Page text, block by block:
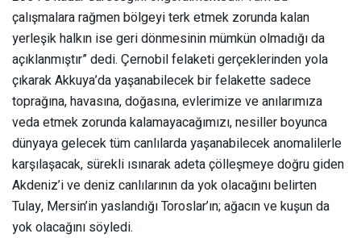
çalışmalara rağmen bölgeyi terk etmek zorunda kalan
yerleşik halkın ise geri dönmesinin mümkün olmadığı da
açıklanmıştır” dedi. Çernobil felaketi gerçeklerinden yola
çıkarak Akkuya’da yaşanabilecek bir felakette sadece
toprağına, havasına, doğasına, evlerimize ve anılarımıza
veda etmek zorunda kalamayacağımızı, nesiller boyunca
dünyaya gelecek tüm canlılarda yaşanabilecek anomalilerle
karşılaşacak, sürekli ısınarak adeta çölleşmeye doğru giden
Akdeniz’i ve deniz canlılarının da yok olacağını belirten
Tulay, Mersin’in yaslandığı Toroslar’ın; ağacın ve kuşun da
yok olacağını söyledi.